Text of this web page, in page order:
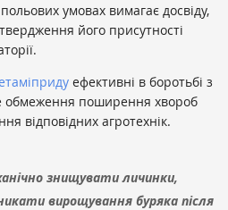
умовах вимагає досвіду,
його присутності
ефективні в боротьбі з
обмеження поширення хвороб
відповідних агротехнік.
знищувати личинки,
вирощування буряка після